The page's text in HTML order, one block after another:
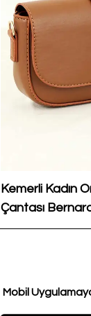
Kemerli Kadın
Çantası
Mobil